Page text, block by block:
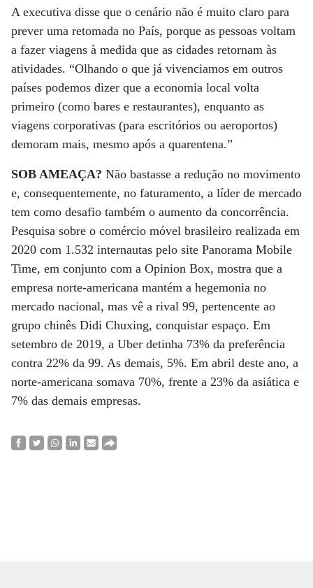
A executiva disse que o cenário não é muito claro para
prever uma retomada no País, porque as pessoas voltam
a fazer viagens à medida que as cidades retornam às
atividades. “Olhando o que já vivenciamos em outros
países podemos dizer que a economia local volta
primeiro (como bares e restaurantes), enquanto as
viagens corporativas (para escritórios ou aeroportos)
demoram mais, mesmo após a quarentena.”
SOB AMEAÇA? Não bastasse a redução no movimento
e, consequentemente, no faturamento, a líder de mercado
tem como desafio também o aumento da concorrência.
Pesquisa sobre o comércio móvel brasileiro realizada em
2020 com 1.532 internautas pelo site Panorama Mobile
Time, em conjunto com a Opinion Box, mostra que a
empresa norte-americana mantém a hegemonia no
mercado nacional, mas vê a rival 99, pertencente ao
grupo chinês Didi Chuxing, conquistar espaço. Em
setembro de 2019, a Uber detinha 73% da preferência
contra 22% da 99. As demais, 5%. Em abril deste ano, a
norte-americana somava 70%, frente a 23% da asiática e
7% das demais empresas.